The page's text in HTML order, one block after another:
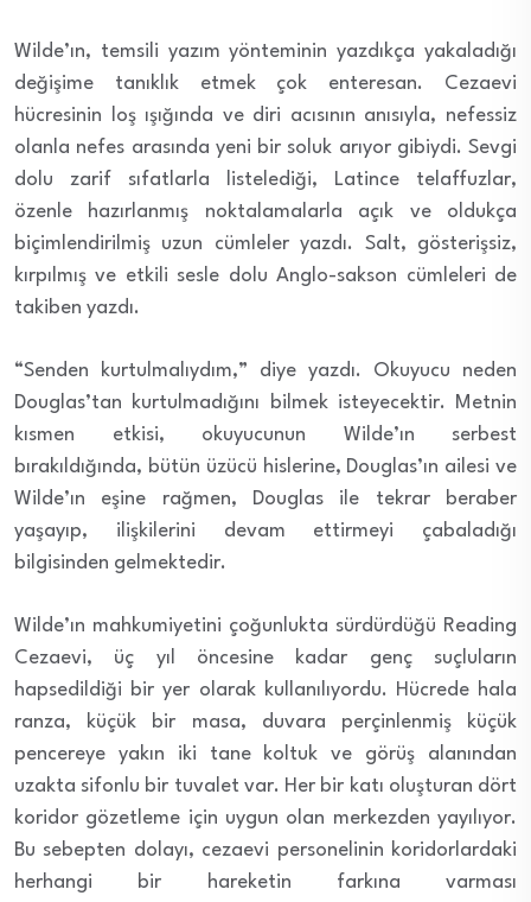
Wilde’ın, temsili yazım yönteminin yazdıkça yakaladığı
değişime tanıklık etmek çok enteresan. Cezaevi
hücresinin loş ışığında ve diri acısının anısıyla, nefessiz
olanla nefes arasında yeni bir soluk arıyor gibiydi. Sevgi
dolu zarif sıfatlarla listelediği, Latince telaffuzlar,
özenle hazırlanmış noktalamalarla açık ve oldukça
biçimlendirilmiş uzun cümleler yazdı. Salt, gösterişsiz,
kırpılmış ve etkili sesle dolu Anglo-sakson cümleleri de
takiben yazdı.
“Senden kurtulmalıydım,” diye yazdı. Okuyucu neden
Douglas’tan kurtulmadığını bilmek isteyecektir. Metnin
kısmen etkisi, okuyucunun Wilde’ın serbest
bırakıldığında, bütün üzücü hislerine, Douglas’ın ailesi ve
Wilde’ın eşine rağmen, Douglas ile tekrar beraber
yaşayıp, ilişkilerini devam ettirmeyi çabaladığı
bilgisinden gelmektedir.
Wilde’ın mahkumiyetini çoğunlukta sürdürdüğü Reading
Cezaevi, üç yıl öncesine kadar genç suçluların
hapsedildiği bir yer olarak kullanılıyordu. Hücrede hala
ranza, küçük bir masa, duvara perçinlenmiş küçük
pencereye yakın iki tane koltuk ve görüş alanından
uzakta sifonlu bir tuvalet var. Her bir katı oluşturan dört
koridor gözetleme için uygun olan merkezden yayılıyor.
Bu sebepten dolayı, cezaevi personelinin koridorlardaki
herhangi bir hareketin farkına varması